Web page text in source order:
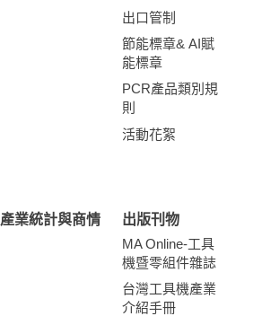
出口管制
節能標章& AI賦
能標章
PCR產品類別規
則
活動花絮
產業統計與商情
出版刊物
MA Online-工具
機暨零組件雜誌
台灣工具機產業
介紹手冊